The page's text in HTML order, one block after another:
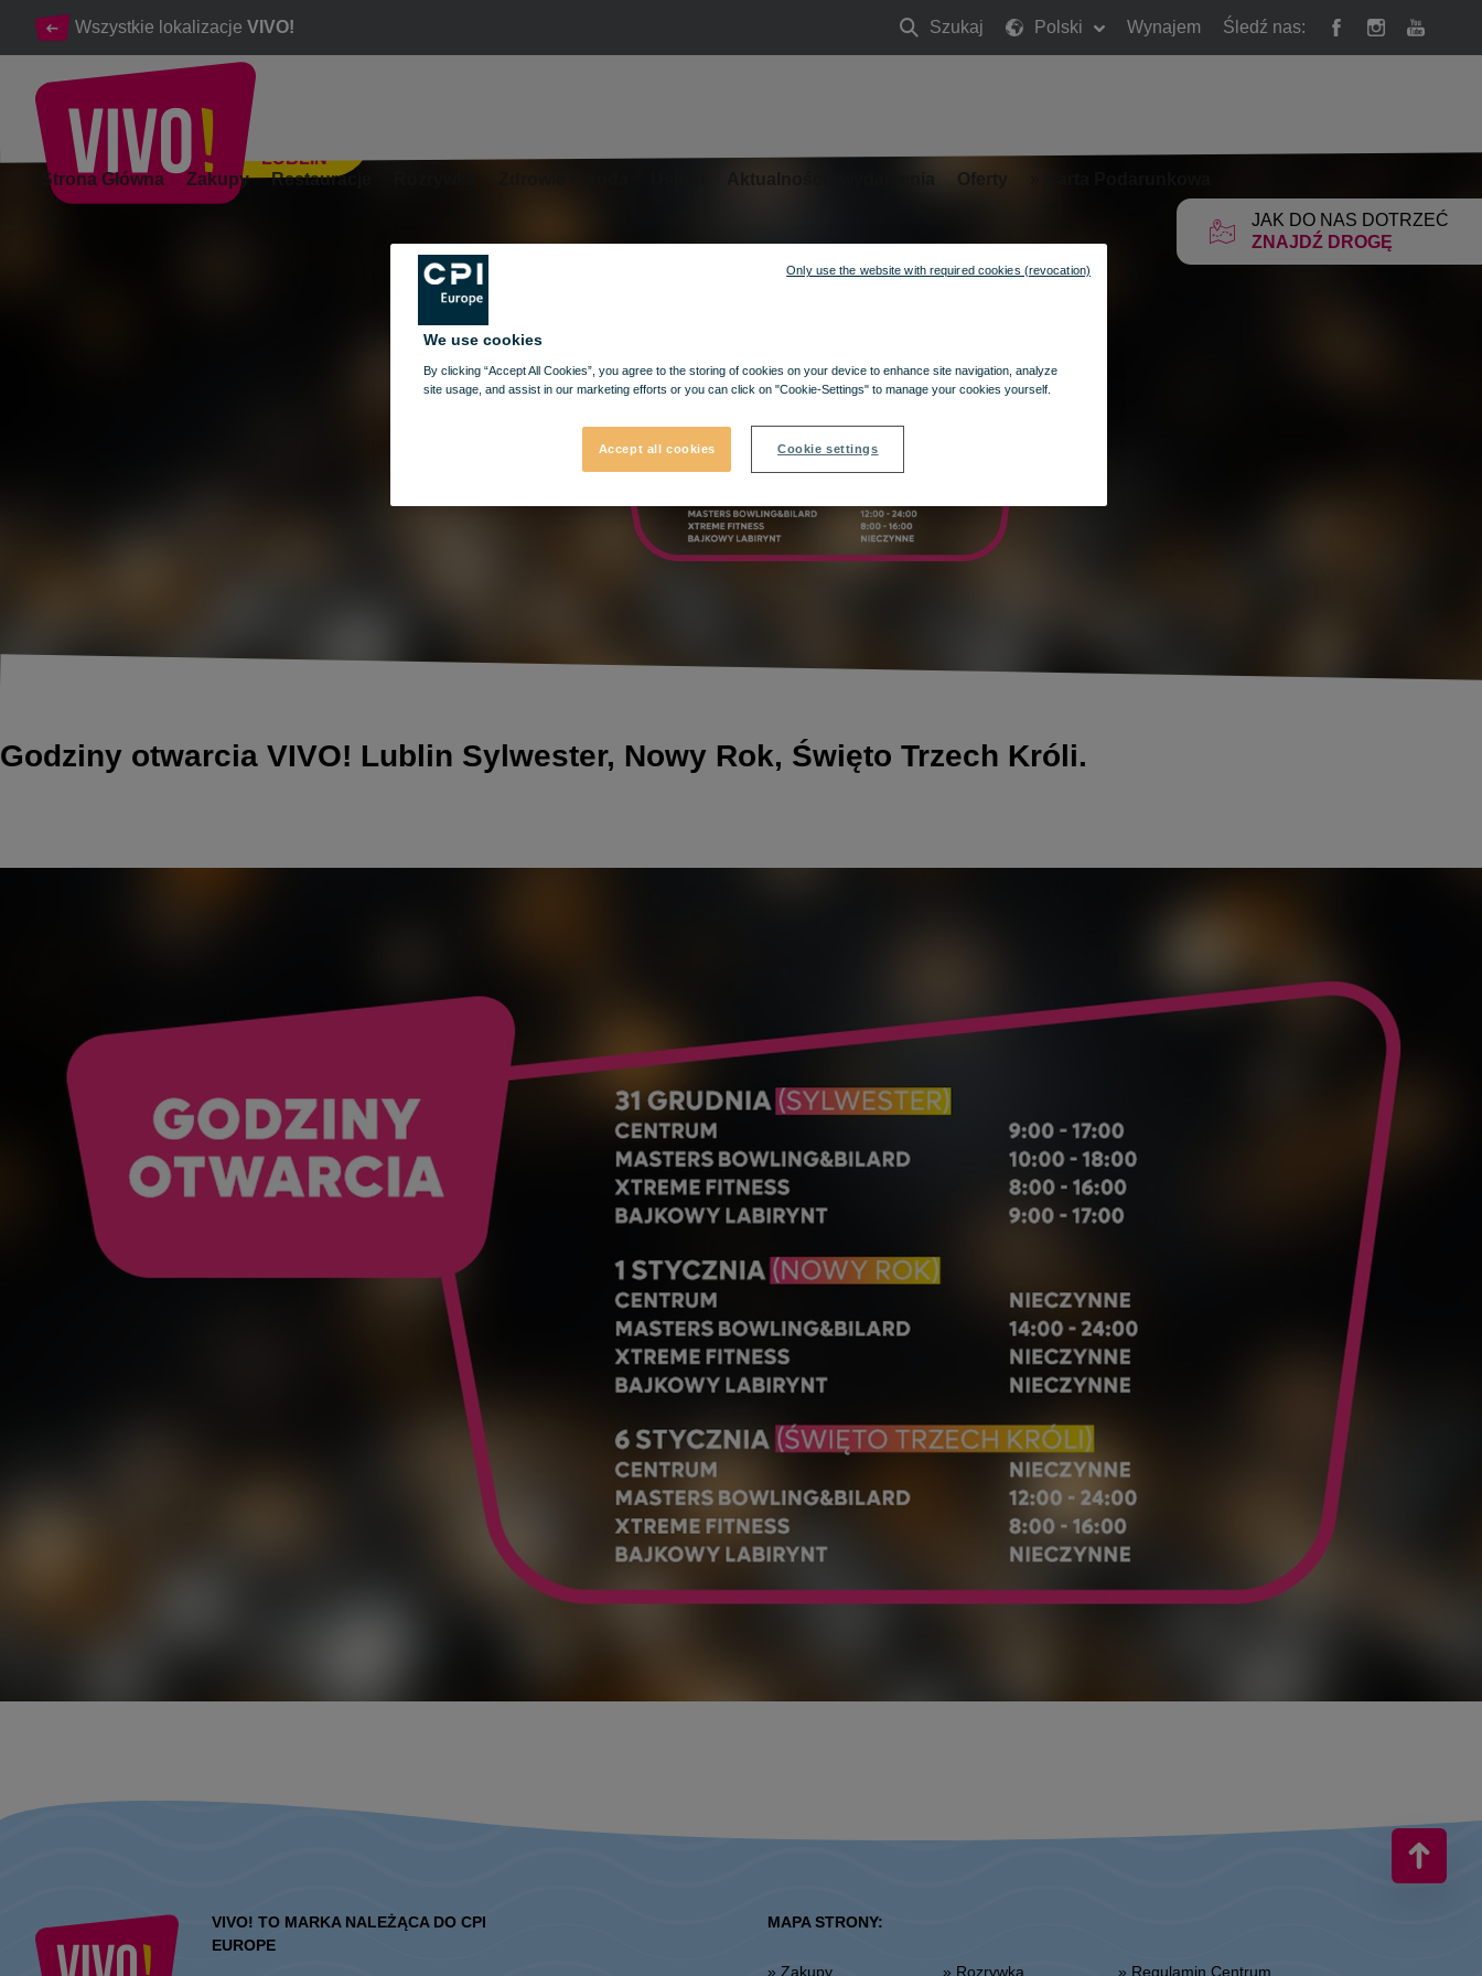
Wszystkie lokalizacje VIVO! Szukaj
Szukaj
Polski Wynajem Śledź nas:
JAK DO NAS DOTRZEĆ
ZNAJDŹ DROGĘ
LUBLIN
Strona Główna Zakupy Restauracje Aktualności i wydarzenia Oferty
Godziny otwarcia VIVO! Lublin Sylwester, Nowy Rok, Święto Trzech Króli.
Godziny otwarcia VIVO! Lublin Sylwester, Nowy Rok, Święto Trzech Króli.
VIVO! TO MARKA NALEŻĄCA DO CPI
EUROPE
MAPA STRONY:
» Zakupy » Rozrywka » Regulamin Centrum
We use cookies
By clicking “Accept All Cookies”, you agree to the storing of cookies on your device to enhance site navigation, analyze
site usage, and assist in our marketing efforts or you can click on "Cookie-Settings" to manage your cookies yourself.
Accept all cookies Cookie settings
Only use the website with required cookies (revocation)